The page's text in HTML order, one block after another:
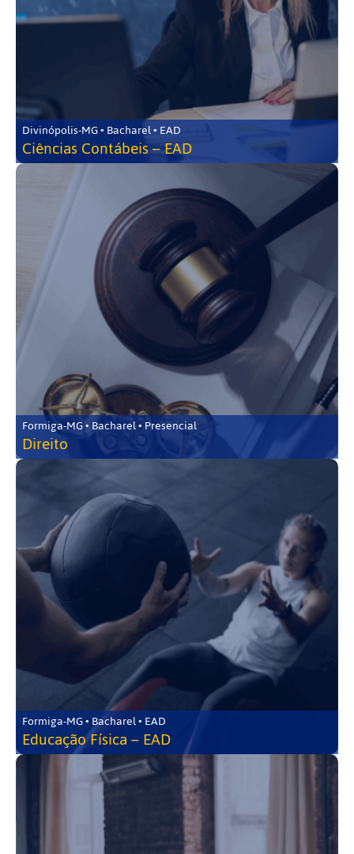
Divinópolis-MG • Bacharel • EAD
Ciências Contábeis – EAD
Formiga-MG • Bacharel • Presencial
Direito
Formiga-MG • Bacharel • EAD
Educação Física – EAD